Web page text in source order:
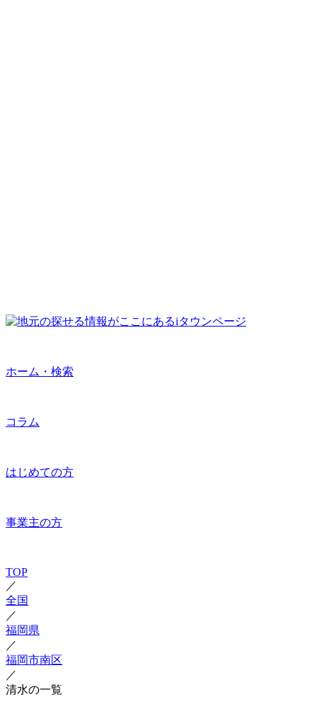
ホーム・検索
コラム
はじめての方
事業主の方
TOP
／
全国
／
福岡県
／
福岡市南区
／
清水の一覧